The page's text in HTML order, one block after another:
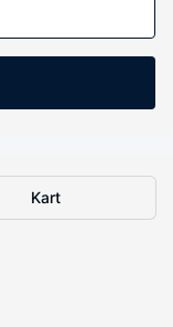
Kart